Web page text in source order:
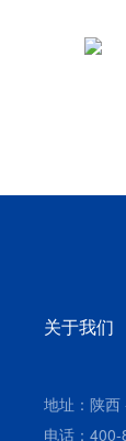
关于我们
地址：陕
电话：